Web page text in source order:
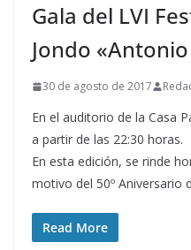
Gala del LVI
Jondo
30 de agosto de 2017
En el auditorio de la Casa
a partir de las 22:30 horas.
En esta edición, se rinde
motivo del 50º Aniversario
Read More